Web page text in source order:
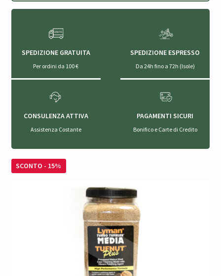
SPEDIZIONE GRATUITA
Per ordini da 100 €
SPEDIZIONE ESPRESSO
Da 24h fino a 72h (Isole)
CONSULENZA ATTIVA
Assistenza Costante
PAGAMENTI SICURI
Bonifico e Carte di Credito
SCONTO - 15%